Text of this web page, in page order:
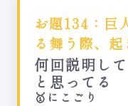
お題134：巨
る舞う際、
何回説明し
と思ってる
🥇にこごり